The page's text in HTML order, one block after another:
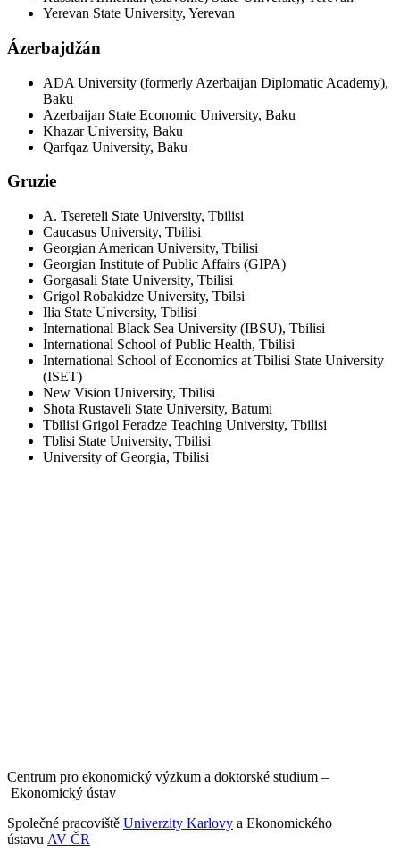
Yerevan State University, Yerevan
Ázerbajdžán
ADA University (formerly Azerbaijan Diplomatic Academy),
Baku
Azerbaijan State Economic University, Baku
Khazar University, Baku
Qarfqaz University, Baku
Gruzie
A. Tsereteli State University, Tbilisi
Caucasus University, Tbilisi
Georgian American University, Tbilisi
Georgian Institute of Public Affairs (GIPA)
Gorgasali State University, Tbilisi
Grigol Robakidze University, Tbilsi
Ilia State University, Tbilisi
International Black Sea University (IBSU), Tbilisi
International School of Public Health, Tbilisi
International School of Economics at Tbilisi State University
(ISET)
New Vision University, Tbilisi
Shota Rustaveli State University, Batumi
Tbilisi Grigol Feradze Teaching University, Tbilisi
Tblisi State University, Tbilisi
University of Georgia, Tbilisi
Centrum pro ekonomický výzkum a doktorské studium –
Ekonomický ústav
Společné pracoviště Univerzity Karlovy a Ekonomického
ústavu AV ČR